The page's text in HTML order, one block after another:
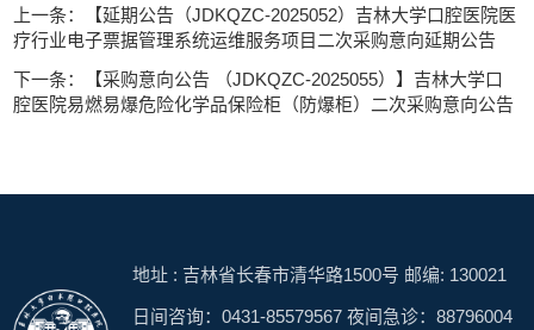
上一条：【延期公告（JDKQZC-2025052）吉林大学口腔医院医
疗行业电子票据管理系统运维服务项目二次采购意向延期公告
下一条：【采购意向公告 （JDKQZC-2025055）】吉林大学口
腔医院易燃易爆危险化学品保险柜（防爆柜）二次采购意向公告
地址 : 吉林省长春市清华路1500号 邮编: 130021
日间咨询：0431-85579567 夜间急诊：88796004